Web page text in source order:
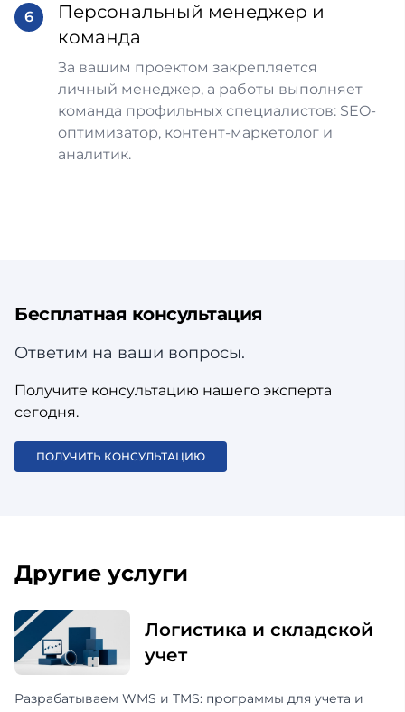
6
Персональный менеджер и
команда
За вашим проектом закрепляется
личный менеджер, а работы выполняет
команда профильных специалистов: SEO-
оптимизатор, контент-маркетолог и
аналитик.
Бесплатная консультация
Ответим на ваши вопросы.
Получите консультацию нашего эксперта
сегодня.
ПОЛУЧИТЬ КОНСУЛЬТАЦИЮ
Другие услуги
Логистика и складской
учет
Разрабатываем WMS и TMS: программы для учета и